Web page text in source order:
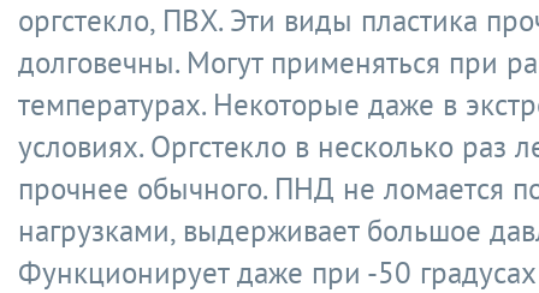
оргстекло, ПВХ. Эти виды пластика
долговечны. Могут применяться при
температурах. Некоторые даже в
условиях. Оргстекло в несколько раз
прочнее обычного. ПНД не ломается
нагрузками, выдерживает большое
Функционирует даже при -50 градусах